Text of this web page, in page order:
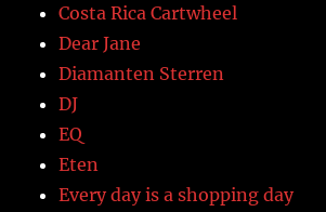
Costa Rica Cartwheel
Dear Jane
Diamanten Sterren
DJ
EQ
Eten
Every day is a shopping day